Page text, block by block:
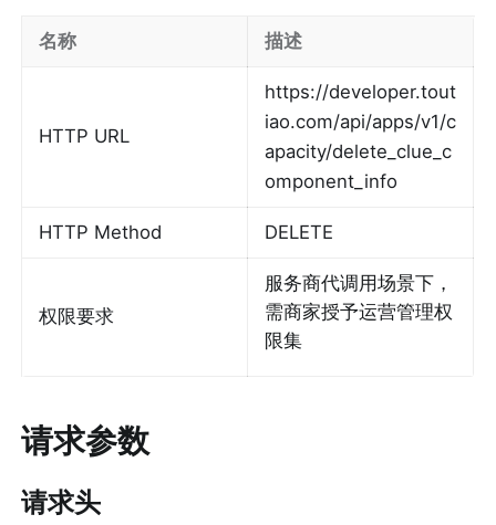
名称 描述
HTTP URL
https://developer.tout
iao.com/api/apps/v1/c
apacity/delete_clue_c
omponent_info
HTTP Method DELETE
权限要求
服务商代调用场景下，
需商家授予运营管理权
限集
请求参数
请求头